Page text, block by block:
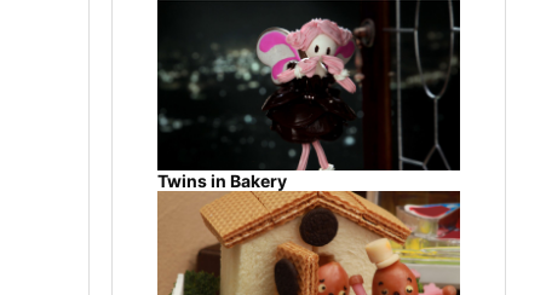
Twins in Bakery